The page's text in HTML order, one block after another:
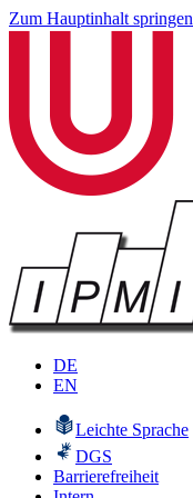
Zum Hauptinhalt springen
DE
EN
Leichte Sprache
DGS
Barrierefreiheit